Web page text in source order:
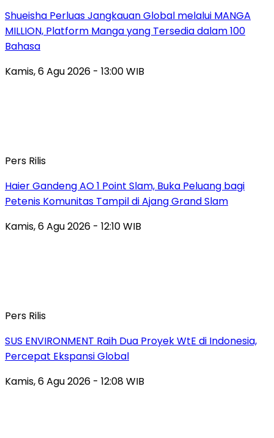
Shueisha Perluas Jangkauan Global melalui MANGA
MILLION, Platform Manga yang Tersedia dalam 100
Bahasa
Kamis, 6 Agu 2026 - 13:00 WIB
Pers Rilis
Haier Gandeng AO 1 Point Slam, Buka Peluang bagi
Petenis Komunitas Tampil di Ajang Grand Slam
Kamis, 6 Agu 2026 - 12:10 WIB
Pers Rilis
SUS ENVIRONMENT Raih Dua Proyek WtE di Indonesia,
Percepat Ekspansi Global
Kamis, 6 Agu 2026 - 12:08 WIB